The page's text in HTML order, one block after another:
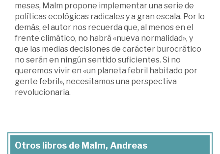
meses, Malm propone implementar una serie de
políticas ecológicas radicales y a gran escala. Por lo
demás, el autor nos recuerda que, al menos en el
frente climático, no habrá «nueva normalidad», y
que las medias decisiones de carácter burocrático
no serán en ningún sentido suficientes. Si no
queremos vivir en «un planeta febril habitado por
gente febril», necesitamos una perspectiva
revolucionaria.
Otros libros de Malm, Andreas